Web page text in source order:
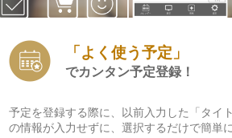
「よく使う予定」
でカンタン予定登録！
予定を登録する際に、以前入力した「タイ
の情報が入力せずに、選択するだけで簡単